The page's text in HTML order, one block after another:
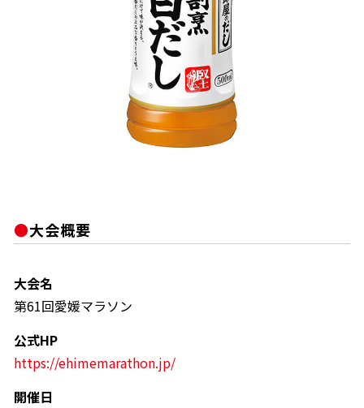
大会概要
大会名
第61回愛媛マラソン
公式HP
https://ehimemarathon.jp/
開催日